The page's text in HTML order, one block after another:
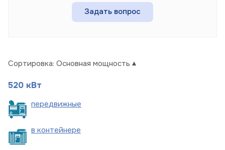
Задать вопрос
Сортировка: Основная мощность
520 кВт
передвижные
в контейнере